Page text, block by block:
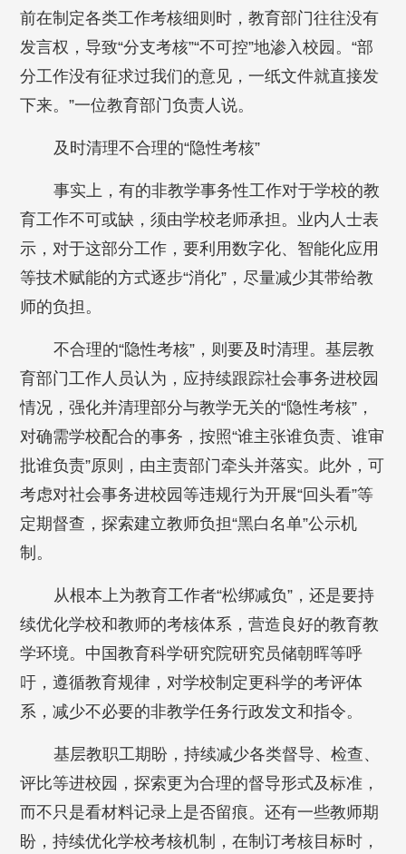
前在制定各类工作考核细则时，教育部门往往没有
发言权，导致“分支考核”“不可控”地渗入校园。“部
分工作没有征求过我们的意见，一纸文件就直接发
下来。”一位教育部门负责人说。
及时清理不合理的“隐性考核”
事实上，有的非教学事务性工作对于学校的教
育工作不可或缺，须由学校老师承担。业内人士表
示，对于这部分工作，要利用数字化、智能化应用
等技术赋能的方式逐步“消化”，尽量减少其带给教
师的负担。
不合理的“隐性考核”，则要及时清理。基层教
育部门工作人员认为，应持续跟踪社会事务进校园
情况，强化并清理部分与教学无关的“隐性考核”，
对确需学校配合的事务，按照“谁主张谁负责、谁审
批谁负责”原则，由主责部门牵头并落实。此外，可
考虑对社会事务进校园等违规行为开展“回头看”等
定期督查，探索建立教师负担“黑白名单”公示机
制。
从根本上为教育工作者“松绑减负”，还是要持
续优化学校和教师的考核体系，营造良好的教育教
学环境。中国教育科学研究院研究员储朝晖等呼
吁，遵循教育规律，对学校制定更科学的考评体
系，减少不必要的非教学任务行政发文和指令。
基层教职工期盼，持续减少各类督导、检查、
评比等进校园，探索更为合理的督导形式及标准，
而不只是看材料记录上是否留痕。还有一些教师期
盼，持续优化学校考核机制，在制订考核目标时，